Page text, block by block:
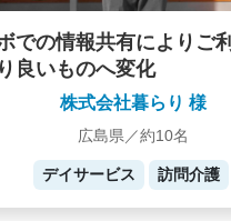
での情報共有によりご
良いものへ変化
株式会社暮らり 様
広島県／約10名
デイサービス 訪問介護